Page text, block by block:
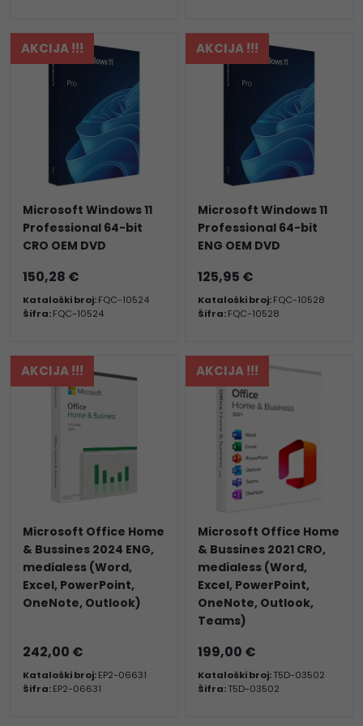
AKCIJA !!!
Microsoft Windows 11
Professional 64-bit
CRO OEM DVD
150,28 €
Kataloški broj:FQC-10524
Šifra:FQC-10524
AKCIJA !!!
Microsoft Windows 11
Professional 64-bit
ENG OEM DVD
125,95 €
Kataloški broj:FQC-10528
Šifra:FQC-10528
AKCIJA !!!
Microsoft Office Home
& Bussines 2024 ENG,
medialess (Word,
Excel, PowerPoint,
OneNote, Outlook)
242,00 €
Kataloški broj:EP2-06631
Šifra:EP2-06631
AKCIJA !!!
Microsoft Office Home
& Bussines 2021 CRO,
medialess (Word,
Excel, PowerPoint,
OneNote, Outlook,
Teams)
199,00 €
Kataloški broj:T5D-03502
Šifra:T5D-03502